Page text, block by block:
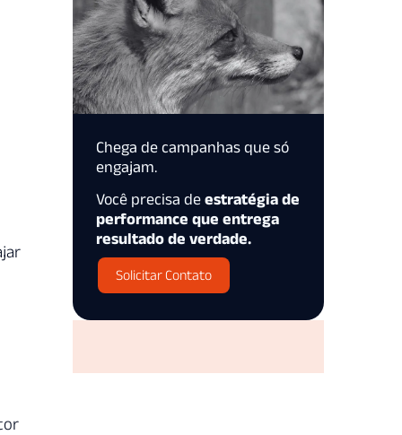
Chega de campanhas que só
engajam.
Você precisa de estratégia de
performance que entrega
resultado de verdade.
Solicitar Contato